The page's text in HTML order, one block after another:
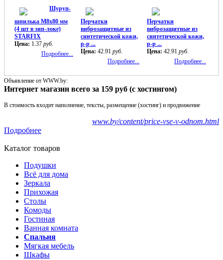
Шуруп-
шпилька М8х80 мм
(4 шт в зип-локе)
STARFIX
Цена: 1.37 руб.
Подробнее...
Перчатки
виброзащитные из
синтетической кожи,
р-р ...
Цена: 42.91 руб.
Подробнее...
Перчатки
виброзащитные из
синтетической кожи,
р-р ...
Цена: 42.91 руб.
Подробнее...
Объявление от WWW.by:
Интернет магазин всего за 159 руб (с хостингом)
В стоимость входит наполнение, тексты, размещение (хостинг) и продвижение
www.by/content/price-vse-v-odnom.html
Подробнее
Каталог товаров
Подушки
Всё для дома
Зеркала
Прихожая
Столы
Комоды
Гостиная
Ванная комната
Спальня
Мягкая мебель
Шкафы